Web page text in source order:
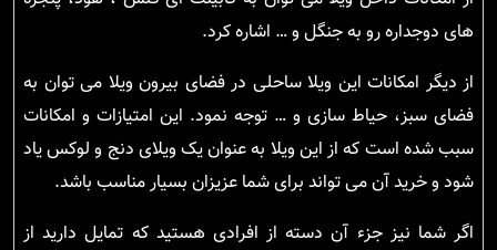
های دوجداره رو به جنگل و … اشاره کرد.
از دیگر امکانات این ویلا ساحلی در فضای بیرون ویلا می توان به
فضای سبز، حیاط سازی و … توجه نمود. این امتیازات و امکانات
سبب شده است که از این ویلا به عنوان یک ویلای دنج و لوکس یاد
شود و خرید آن می تواند برای شما عزیزان بسیار مناسب باشد.
اگر شما نیز جزء آن دسته از افرادی هستید که تمایل دارید از